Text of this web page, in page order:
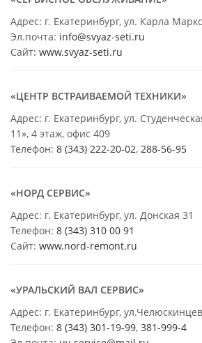
Адрес: г. Екатеринбург, ул. Карла
Эл.почта: info@svyaz-seti.ru
Сайт: www.svyaz-seti.ru
«ЦЕНТР ВСТРАИВАЕМОЙ ТЕХНИКИ»
Адрес: г. Екатеринбург, ул.
11», 4 этаж, офис 409
Телефон: 8 (343) 222-20-02, 288-56-95
«НОРД СЕРВИС»
Адрес: г. Екатеринбург, ул. Донская 31
Телефон: 8 (343) 310 00 91
Сайт: www.nord-remont.ru
«УРАЛЬСКИЙ ВАЛ СЕРВИС»
Адрес: г. Екатеринбург,
Телефон: 8 (343) 301-19-99, 381-999-4